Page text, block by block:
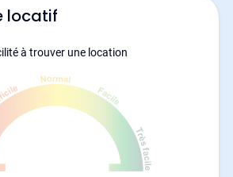
locatif
à trouver une location